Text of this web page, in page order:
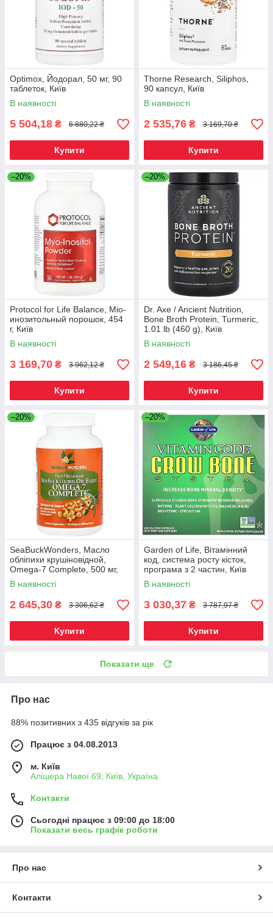
Optimox, Йодорал, 50 мг, 90
таблеток, Київ
В наявності
5 504,18 ₴ 6 880,22 ₴
Купити
Thorne Research, Siliphos,
90 капсул, Київ
В наявності
2 535,76 ₴ 3 169,70 ₴
Купити
–20%
Protocol for Life Balance, Міо-
инозитольный порошок, 454
г, Київ
В наявності
3 169,70 ₴ 3 962,12 ₴
Купити
–20%
Dr. Axe / Ancient Nutrition,
Bone Broth Protein, Turmeric,
1.01 lb (460 g), Київ
В наявності
2 549,16 ₴ 3 186,45 ₴
Купити
–20%
SeaBuckWonders, Масло
обліпихи крушіновідной,
Omega-7 Complete, 500 мг,
120 м'яких капсул, Київ
В наявності
2 645,30 ₴ 3 306,62 ₴
Купити
–20%
Garden of Life, Вітамінний
код, система росту кісток,
програма з 2 частин, Київ
В наявності
3 030,37 ₴ 3 787,97 ₴
Купити
Показати ще
Про нас
88% позитивних з 435 відгуків за рік
Працює з 04.08.2013
м. Київ
Алішера Навої 69, Київ, Україна
Контакти
Сьогодні працює з 09:00 до 18:00
Показати весь графік роботи
Про нас
Контакти